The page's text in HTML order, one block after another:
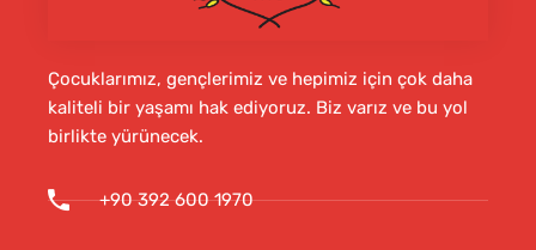
Çocuklarımız, gençlerimiz ve hepimiz için çok daha
kaliteli bir yaşamı hak ediyoruz. Biz varız ve bu yol
birlikte yürünecek.
+90 392 600 1970